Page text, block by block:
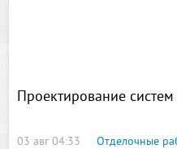
Проектирование
03 авг 04:33
Отделочные